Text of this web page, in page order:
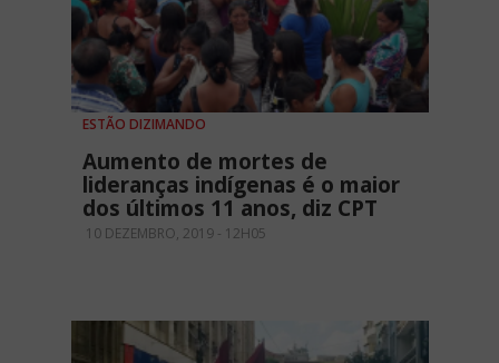
ESTÃO DIZIMANDO
Aumento de mortes de
lideranças indígenas é o maior
dos últimos 11 anos, diz CPT
10 DEZEMBRO, 2019 - 12H05